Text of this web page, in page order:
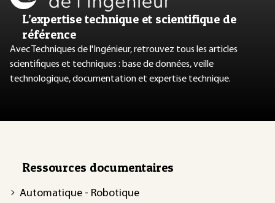
L’expertise technique et scientifique de
référence
Avec Techniques de l'Ingénieur, retrouvez tous les articles
scientifiques et techniques : base de données, veille
technologique, documentation et expertise technique.
Ressources documentaires
Automatique - Robotique